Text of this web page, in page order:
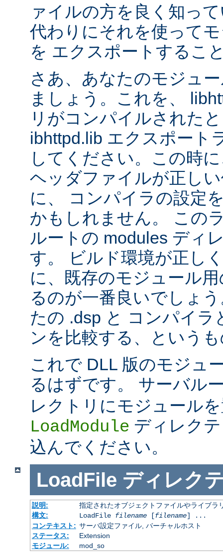
ァイルの方を良く知っ
代わりにそれを使って
を エクスポートするこ
さあ、あなたのモジュ
ましょう。これを、
リがコンパイルされた
ibhttpd.lib エクスポート
してください。この時
ヘッダファイルが正し
に、 コンパイラの設定
かもしれません。 この
ルートの modules ディ
す。 ビルド環境が正し
に、既存のモジュール
るのが一番良いでしょ
たの .dsp と コンパイ
ンを比較する、という
これで DLL 版のモジュ
るはずです。 サーバル
レクトリにモジュール
LoadModule ディレク
込んでください。
LoadFile ディレク
説明:
指定されたオブジェクトファイルやライブラ
構文:
LoadFile filename[filename] ...
コンテキスト: サーバ設定ファイル, バーチャルホスト
ステータス:
Extension
モジュール:
mod_so